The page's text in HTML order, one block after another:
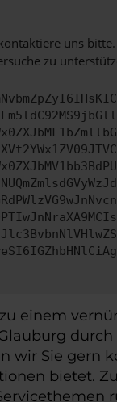
uns
zu
einem
wir Sie gern
bietet.